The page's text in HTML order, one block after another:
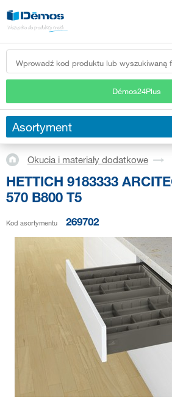
Démos24Plus
Asortyment
Okucia i materiały dodatkowe
HETTICH 9183333
570 B800 T5
Kod asortymentu 269702